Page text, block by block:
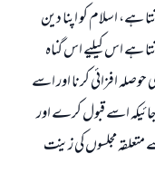
ہے، اسلام کو اپنا دین
ہے اس کیلیے اس گناہ
افزائی کرنا اور اسے
اسے قبول کرے اور
مجلسوں کی زینت